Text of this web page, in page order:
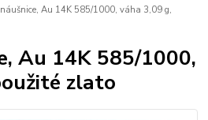
Au 14K 585/1000, váha 3,09 g,
Au 14K 585/1000,
zlato